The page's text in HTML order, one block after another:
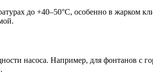
до +40–50°C, особенно в жарком
насоса. Например, для фонтанов с